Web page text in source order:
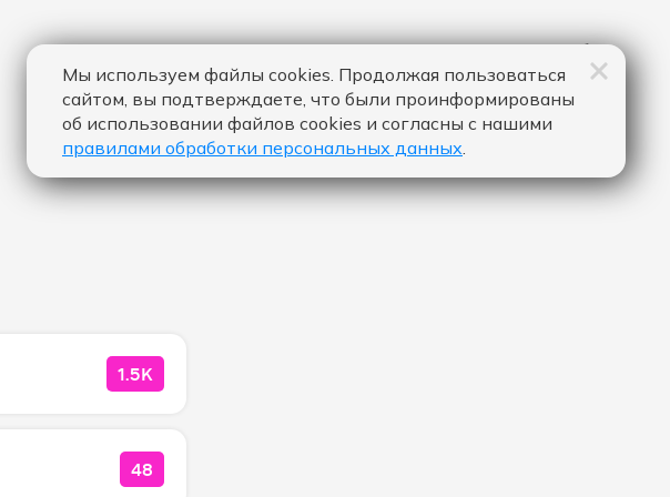
КОЛИЧЕСТВО ЛАЙКОВ ЗА "THE FATE OF OPHELIA - TAYLOR
1.5K
КОЛИЧЕСТВО ЛАЙКОВ ЗА "BIRDS OF A FEATHER - BILLIE
48
Мы используем файлы cookies. Продолжая пользоваться
сайтом, вы подтверждаете, что были проинформированы
об использовании файлов cookies и согласны с нашими
правилами обработки персональных данных.